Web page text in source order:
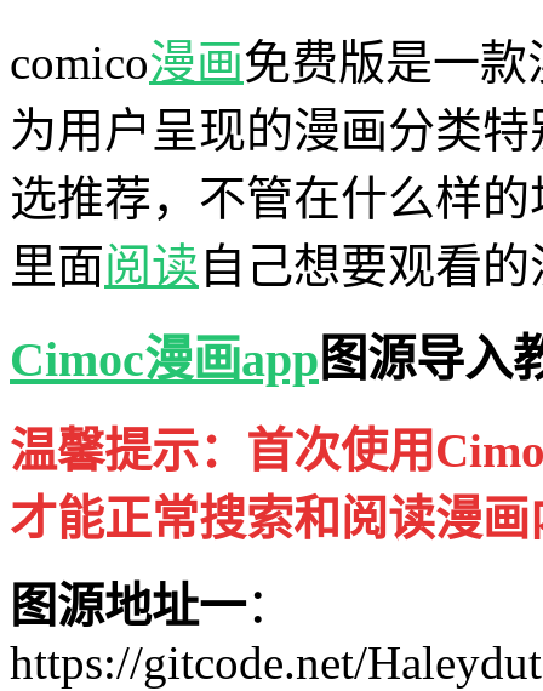
comico漫画免费版是一
为用户呈现的漫画分类
选推荐，不管在什么样
里面阅读自己想要观看
Cimoc漫画app 图源导入
温馨提示：首次使用
才能正常搜索和阅读漫画
图源地址一：
https://gitcode.net/